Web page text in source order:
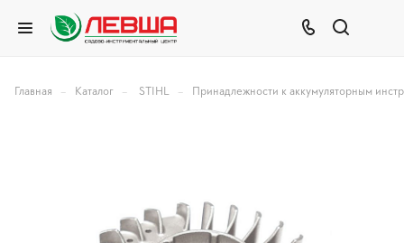
Главная – Каталог – STIHL – Принадлежности к аккумуляторным